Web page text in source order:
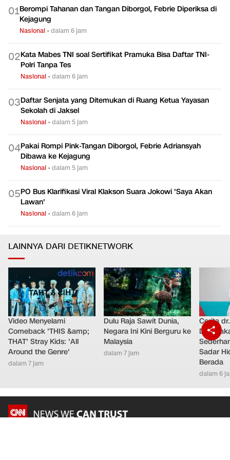
01Berompi Tahanan dan Tangan Diborgol, Febrie Diperiksa di
Kejagung
Nasional •dalam 6 jam
02Kata Mabes TNI soal Sertifikat Pramuka Bisa Daftar TNI-
Polri Tanpa Tes
Nasional •dalam 6 jam
03Daftar Senjata yang Ditemukan di Ruang Ketua Yayasan
Sekolah di Jaksel
Nasional •dalam 5 jam
04Pakai Rompi Pink-Tangan Diborgol, Febrie Adriansyah
Dibawa ke Kejagung
Nasional •dalam 5 jam
05PO Bus Klarifikasi Viral Klakson Suara Jokowi 'Saya Akan
Lawan'
Nasional •dalam 6 jam
LAINNYA DARI DETIKNETWORK
Video Menyelami
Comeback 'THIS &amp;
THAT' Stray Kids: 'All
Around the Genre'
dalam 7 jam
Dulu Raja Sawit Dunia,
Negara Ini Kini Berguru ke
Malaysia
dalam 7 jam
Cerita
Sadar
Berada
dalam 6